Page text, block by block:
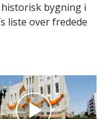
bygning i
liste over fredede